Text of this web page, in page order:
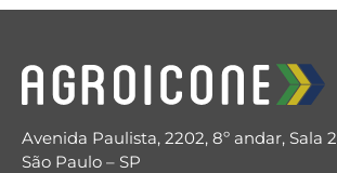
Avenida Paulista, 2202, 8º andar, Sala 2
São Paulo – SP